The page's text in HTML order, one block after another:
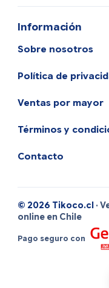
Información
Sobre nosotros
Política de
Ventas por mayor
Términos y
Contacto
© 2026 Tikoco.cl ·
online en Chile
Pago seguro con